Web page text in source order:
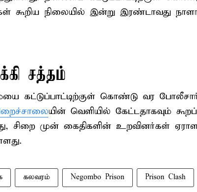
கூறிய நிலையில் இன்று இரண்டாவது
சத்தம்
கட்டுப்பாட்டிற்குள் கொண்டு வர போலீசார்
யின் வெளியில் கேட்டதாகவும்
சிறை முன் கைதிகளின் உறவினர்கள்
கலவரம் Negombo Prison Prison Clash